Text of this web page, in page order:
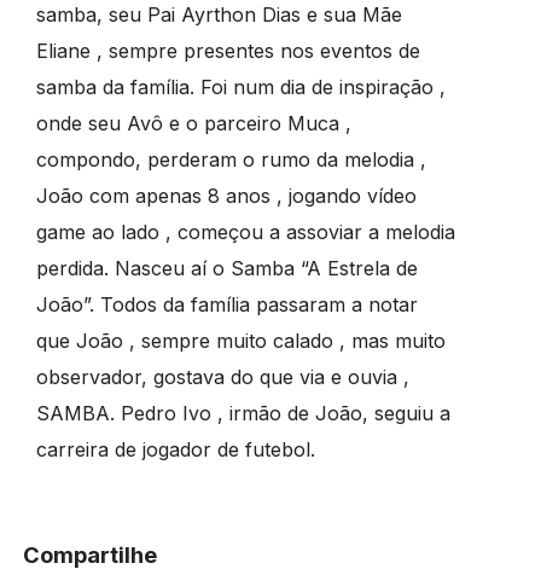
samba, seu Pai Ayrthon Dias e sua Mãe
Eliane , sempre presentes nos eventos de
samba da família. Foi num dia de inspiração ,
onde seu Avô e o parceiro Muca ,
compondo, perderam o rumo da melodia ,
João com apenas 8 anos , jogando vídeo
game ao lado , começou a assoviar a melodia
perdida. Nasceu aí o Samba “A Estrela de
João”. Todos da família passaram a notar
que João , sempre muito calado , mas muito
observador, gostava do que via e ouvia ,
SAMBA. Pedro Ivo , irmão de João, seguiu a
carreira de jogador de futebol.
Compartilhe